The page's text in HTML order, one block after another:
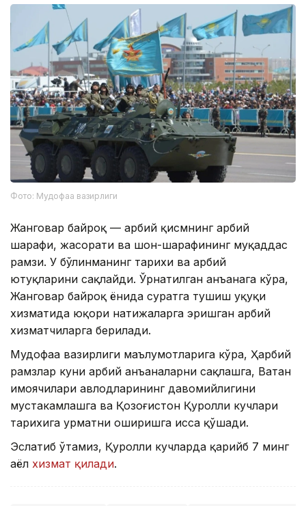
Фото: Мудофаа вазирлиги
Жанговар байроқ — ҳарбий қисмнинг ҳарбий
шарафи, жасорати ва шон-шарафининг муқаддас
рамзи. У бўлинманинг тарихи ва ҳарбий
ютуқларини сақлайди. Ўрнатилган анъанага кўра,
Жанговар байроқ ёнида суратга тушиш ҳуқуқи
хизматида юқори натижаларга эришган ҳарбий
хизматчиларга берилади.
Мудофаа вазирлиги маълумотларига кўра, Ҳарбий
рамзлар куни ҳарбий анъаналарни сақлашга, Ватан
ҳимоячилари авлодларининг давомийлигини
мустаҳкамлашга ва Қозоғистон Қуролли кучлари
тарихига ҳурматни оширишга ҳисса қўшади.
Эслатиб ўтамиз, Қуролли кучларда қарийб 7 минг
аёл хизмат қилади.